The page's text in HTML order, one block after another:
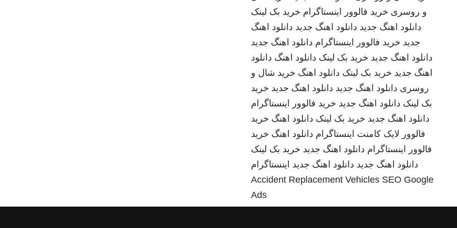
و روسری خرید فالوور اینستاگرام خرید بک لینک
دانلود اهنگ جدید دانلود اهنگ جدید دانلود اهنگ
جدید خرید فالوور اینستاگرام دانلود اهنگ جدید
دانلود اهنگ جدید خرید بک لینک دانلود اهنگ دانلود
اهنگ جدید خرید بک لینک دانلود اهنگ خرید شال و
روسری دانلود اهنگ جدید دانلود اهنگ جدید خرید
بک لینک دانلود اهنگ جدید خرید فالوور اینستاگرام
دانلود اهنگ جدید خرید بک لینک دانلود اهنگ خرید
فالوور لایک کامنت اینستاگرام دانلود اهنگ خرید
فالوور اینستاگرام دانلود اهنگ جدید خرید بک لینک
دانلود اهنگ جدید دانلود اهنگ جدید اینستاگرام
Accident Replacement Vehicles SEO Google
Ads